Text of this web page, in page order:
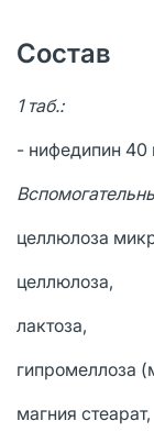
Состав
1 таб.:
- нифедипин 40
целлюлоза
целлюлоза,
лактоза,
гипромеллоза
магния стеарат,